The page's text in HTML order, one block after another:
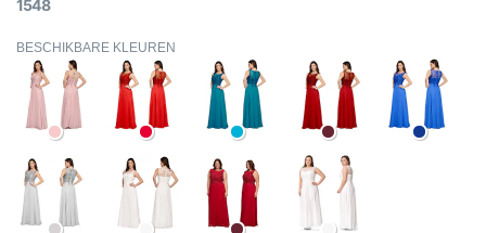
1548
BESCHIKBARE KLEUREN